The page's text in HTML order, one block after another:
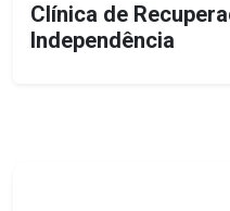
Clínica de
Independência